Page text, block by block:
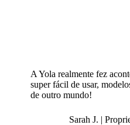
A Yola realmente fez
super fácil de usar,
de outro mundo!
Sarah J. |